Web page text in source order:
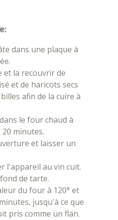
dans une plaque à
et la recouvrir de
et de haricots secs
afin de la cuire à
le four chaud à
minutes.
et laisser un
l'appareil au vin cuit.
de tarte.
du four à 120° et
jusqu'à ce que
pris comme un flan.